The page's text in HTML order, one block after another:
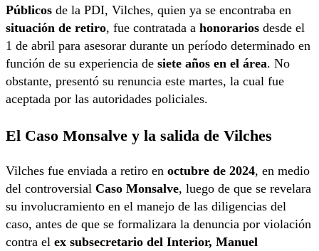
Públicos de la PDI, Vilches, quien ya se encontraba en
situación de retiro, fue contratada a honorarios desde el
1 de abril para asesorar durante un período determinado en
función de su experiencia de siete años en el área. No
obstante, presentó su renuncia este martes, la cual fue
aceptada por las autoridades policiales.
El Caso Monsalve y la salida de Vilches
Vilches fue enviada a retiro en octubre de 2024, en medio
del controversial Caso Monsalve, luego de que se revelara
su involucramiento en el manejo de las diligencias del
caso, antes de que se formalizara la denuncia por violación
contra el ex subsecretario del Interior, Manuel